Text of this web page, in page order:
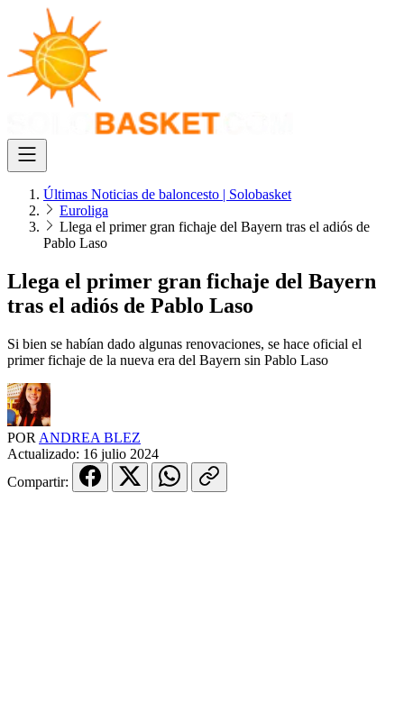
Últimas Noticias de baloncesto | Solobasket
Euroliga
Llega el primer gran fichaje del Bayern tras el adiós de
Pablo Laso
Llega el primer gran fichaje del Bayern
tras el adiós de Pablo Laso
Si bien se habían dado algunas renovaciones, se hace oficial el
primer fichaje de la nueva era del Bayern sin Pablo Laso
POR ANDREA BLEZ
Actualizado: 16 julio 2024
Compartir: